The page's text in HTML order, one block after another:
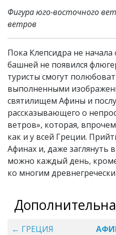
Фигура юго-восточного
ветров
Пока Клепсидра не
башней не появился
туристы смогут
выполненными
святилищем Афины и
рассказывающего о
ветров», которая,
как и у всей Греции.
Афинах и, даже заглянуть
можно каждый день,
ко многим
← ГРЕЦИЯ